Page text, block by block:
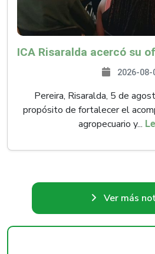
2026-08-
Pereira, Risaralda, 5 de
propósito de fortalecer el
agropecuario y...
Ver más